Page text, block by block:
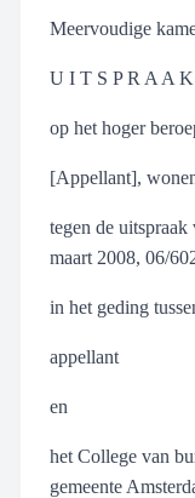
Meervoudige
U I T S P R A A K
op het hoger
[Appellant],
tegen de
maart 2008, 06/
in het geding
appellant
en
het College van
gemeente